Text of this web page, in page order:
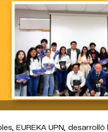
EUREKA UPN,